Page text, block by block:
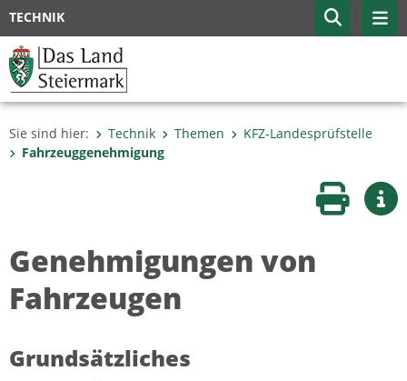
TECHNIK
Sie sind hier: Technik Themen
KFZ-Landesprüfstelle
Fahrzeuggenehmigung
Seite
Genehmigungen von
Fahrzeugen
Grundsätzliches